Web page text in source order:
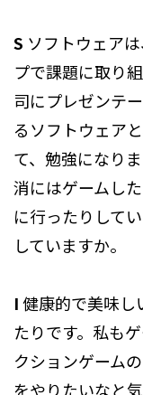
S ソフトウェア
プで課題に取り
司にプレゼンテ
るソフトウェア
て、勉強になり
消にはゲームし
に行ったりして
していますか。
I健康的で美味し
たりです。私も
クションゲーム
をやりたいなと